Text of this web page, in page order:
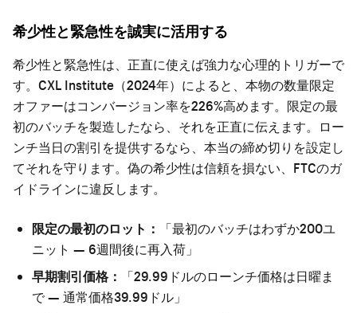
希少性と緊急性を誠実に活用する
希少性と緊急性は、正直に使えば強力な心理的トリガーで
す。CXL Institute（2024年）によると、本物の数量限定
オファーはコンバージョン率を226%高めます。限定の最
初のバッチを製造したなら、それを正直に伝えます。ロー
ンチ当日の割引を提供するなら、本当の締め切りを設定し
てそれを守ります。偽の希少性は信頼を損ない、FTCのガ
イドラインに違反します。
限定の最初のロット：
「最初のバッチはわずか200ユ
ニット — 6週間後に再入荷」
早期割引価格：
「29.99ドルのローンチ価格は日曜ま
で — 通常価格39.99ドル」